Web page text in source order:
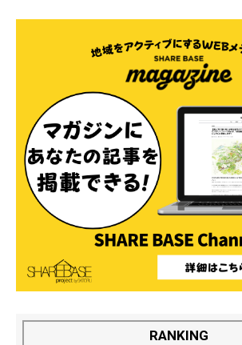
RANKING